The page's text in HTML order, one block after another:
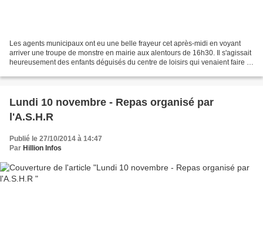
Les agents municipaux ont eu une belle frayeur cet après-midi en voyant
arriver une troupe de monstre en mairie aux alentours de 16h30. Il s'agissait
heureusement des enfants déguisés du centre de loisirs qui venaient faire le
Lundi 10 novembre - Repas organisé par
l'A.S.H.R
Publié le 27/10/2014 à 14:47
Par Hillion Infos